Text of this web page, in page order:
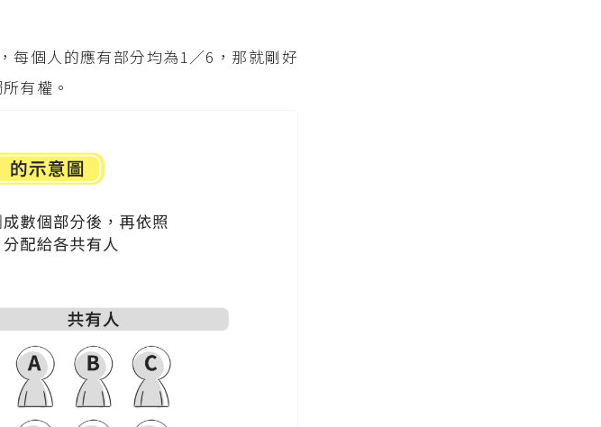
每個人的應有部分均為1／6，那就剛好
有權。